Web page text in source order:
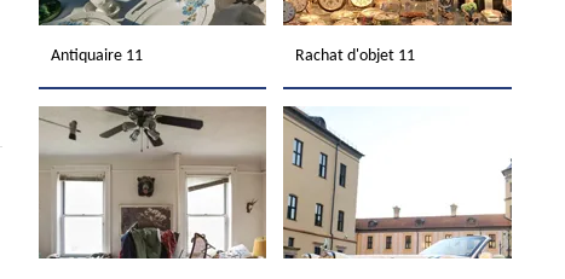
Antiquaire 11 Rachat d'objet 11